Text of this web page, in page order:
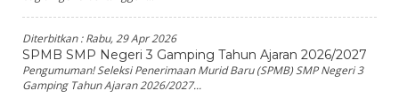
Diterbitkan :Rabu, 29 Apr 2026
SPMB SMP Negeri 3 Gamping Tahun Ajaran 2026/2027
Pengumuman! Seleksi Penerimaan Murid Baru (SPMB) SMP Negeri 3
Gamping Tahun Ajaran 2026/2027...